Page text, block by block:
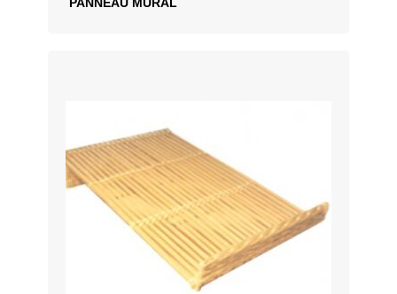
PANNEAU MURAL
ZUM ANGEBOT HINZUFÜGEN